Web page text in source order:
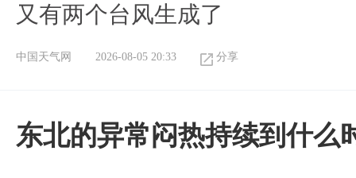
又有两个台风生成了
中国天气网 2026-08-05 20:33 分享
东北的异常闷热持续到什么